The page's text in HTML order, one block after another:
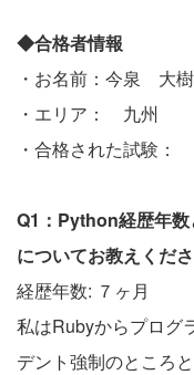
◆合格者情報
・お名前：今泉 大樹
・エリア： 九州
・合格された試験：
Q1：Python経歴年
についてお教えくださ
経歴年数: ７ヶ月
私はRubyからプログ
デント強制のところ